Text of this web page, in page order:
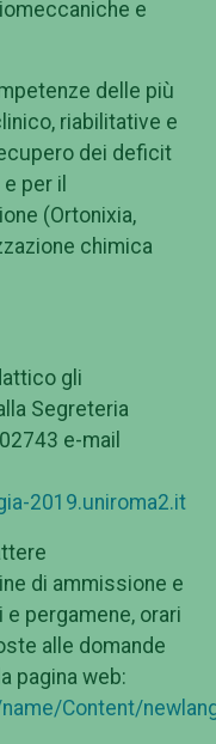
e
delle più
riabilitative e
dei deficit
per il
(Ortonixia,
chimica
gli
Segreteria
e-mail
2019.uniroma2.it
di ammissione e
pergamene, orari
alle domande
pagina web:
Content/